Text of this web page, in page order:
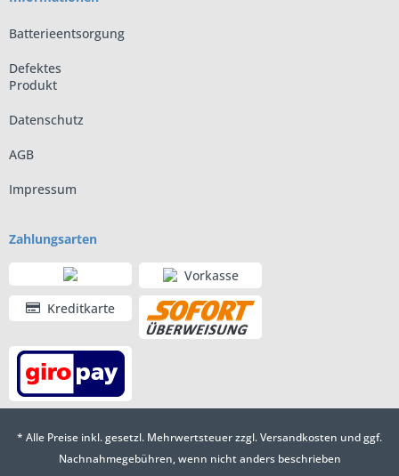
Batterieentsorgung
Defektes
Produkt
Datenschutz
AGB
Impressum
Zahlungsarten
Vorkasse
Kreditkarte
* Alle Preise inkl. gesetzl. Mehrwertsteuer zzgl.Versandkosten und ggf.
Nachnahmegebühren, wenn nicht anders beschrieben